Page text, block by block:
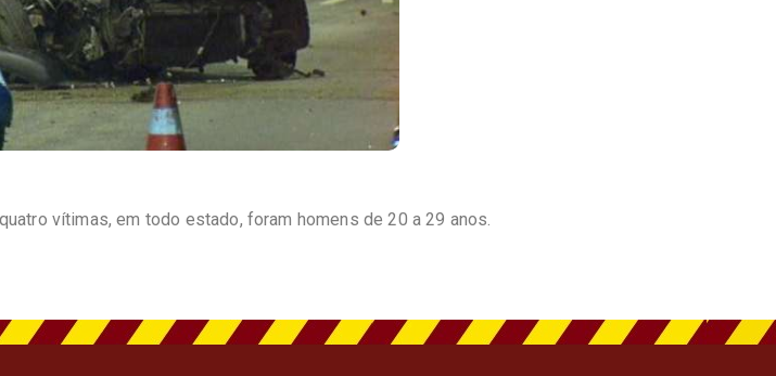
vítimas, em todo estado, foram homens de 20 a 29 anos.